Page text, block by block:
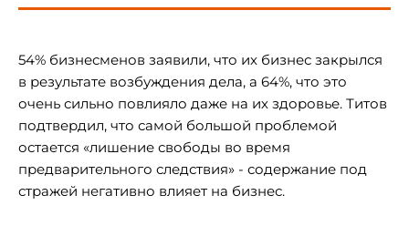
54% бизнесменов заявили, что их бизнес закрылся
в результате возбуждения дела, а 64%, что это
очень сильно повлияло даже на их здоровье. Титов
подтвердил, что самой большой проблемой
остается «лишение свободы во время
предварительного следствия» - содержание под
стражей негативно влияет на бизнес.